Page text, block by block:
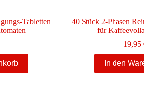
Tabletten
40 Stück 2-Phasen
für
19,95
In den